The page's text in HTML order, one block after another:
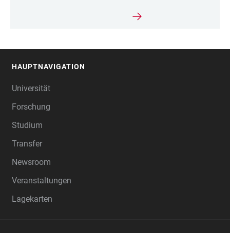
HAUPTNAVIGATION
Universität
Forschung
Studium
Transfer
Newsroom
Veranstaltungen
Lagekarten